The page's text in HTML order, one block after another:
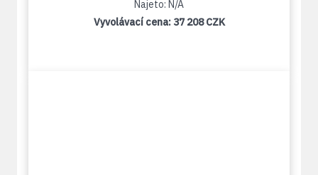
Najeto: N/A
Vyvolávací cena: 37 208 CZK